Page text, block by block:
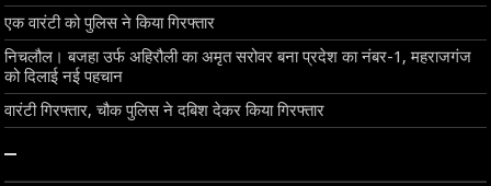
एक वारंटी को पुलिस ने किया गिरफ्तार
निचलौल। बजहा उर्फ अहिरौली का अमृत सरोवर बना प्रदेश का नंबर-1, महराजगंज
को दिलाई नई पहचान
वारंटी गिरफ्तार, चौक पुलिस ने दबिश देकर किया गिरफ्तार
–